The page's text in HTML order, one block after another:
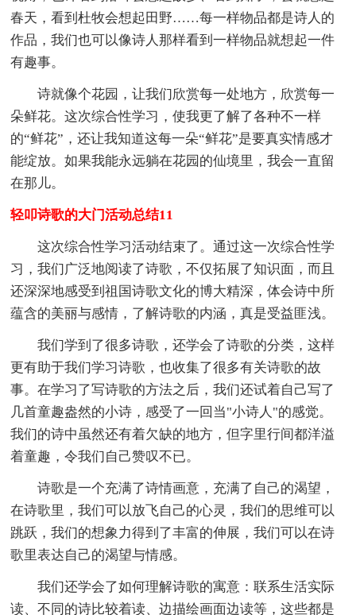
春天，看到杜牧会想起田野……每一样物品都是诗人的
作品，我们也可以像诗人那样看到一样物品就想起一件
有趣事。
诗就像个花园，让我们欣赏每一处地方，欣赏每一
朵鲜花。这次综合性学习，使我更了解了各种不一样
的“鲜花”，还让我知道这每一朵“鲜花”是要真实情感才
能绽放。如果我能永远躺在花园的仙境里，我会一直留
在那儿。
轻叩诗歌的大门活动总结11
这次综合性学习活动结束了。通过这一次综合性学
习，我们广泛地阅读了诗歌，不仅拓展了知识面，而且
还深深地感受到祖国诗歌文化的博大精深，体会诗中所
蕴含的美丽与感情，了解诗歌的内涵，真是受益匪浅。
我们学到了很多诗歌，还学会了诗歌的分类，这样
更有助于我们学习诗歌，也收集了很多有关诗歌的故
事。在学习了写诗歌的方法之后，我们还试着自己写了
几首童趣盎然的小诗，感受了一回当"小诗人"的感觉。
我们的诗中虽然还有着欠缺的地方，但字里行间都洋溢
着童趣，令我们自己赞叹不已。
诗歌是一个充满了诗情画意，充满了自己的渴望，
在诗歌里，我们可以放飞自己的心灵，我们的思维可以
跳跃，我们的想象力得到了丰富的伸展，我们可以在诗
歌里表达自己的渴望与情感。
我们还学会了如何理解诗歌的寓意：联系生活实际
读、不同的诗比较着读、边描绘画面边读等，这些都是